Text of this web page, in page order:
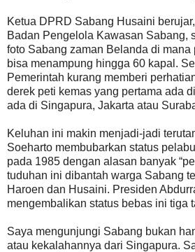
Ketua DPRD Sabang Husaini
Badan Pengelola Kawasan Sabang,
foto Sabang zaman Belanda di mana
bisa menampung hingga 60 kapal.
Pemerintah kurang memberi
derek peti kemas yang pertama ada
ada di Singapura, Jakarta atau
Keluhan ini makin menjadi-jadi
Soeharto membubarkan status
pada 1985 dengan alasan banyak
tuduhan ini dibantah warga Sabang
Haroen dan Husaini. Presiden
mengembalikan status bebas ini tiga
Saya mengunjungi Sabang bukan
atau kekalahannya dari Singapura.